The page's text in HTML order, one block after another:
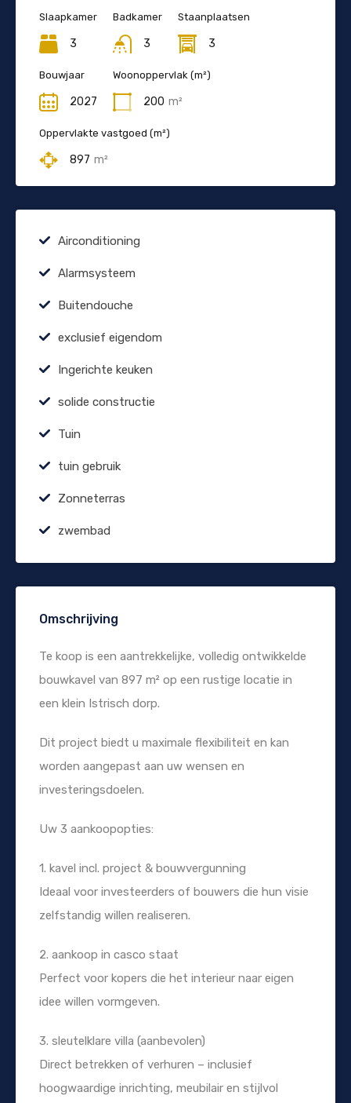
Slaapkamer
3
Badkamer
3
Staanplaatsen
3
Bouwjaar
2027
Woonoppervlak (m²)
200 m²
Oppervlakte vastgoed (m²)
897 m²
Airconditioning
Alarmsysteem
Buitendouche
exclusief eigendom
Ingerichte keuken
solide constructie
Tuin
tuin gebruik
Zonneterras
zwembad
Omschrijving
Te koop is een aantrekkelijke, volledig ontwikkelde
bouwkavel van 897 m² op een rustige locatie in
een klein Istrisch dorp.
Dit project biedt u maximale flexibiliteit en kan
worden aangepast aan uw wensen en
investeringsdoelen.
Uw 3 aankoopopties:
1. kavel incl. project & bouwvergunning
Ideaal voor investeerders of bouwers die hun visie
zelfstandig willen realiseren.
2. aankoop in casco staat
Perfect voor kopers die het interieur naar eigen
idee willen vormgeven.
3. sleutelklare villa (aanbevolen)
Direct betrekken of verhuren – inclusief
hoogwaardige inrichting, meubilair en stijlvol